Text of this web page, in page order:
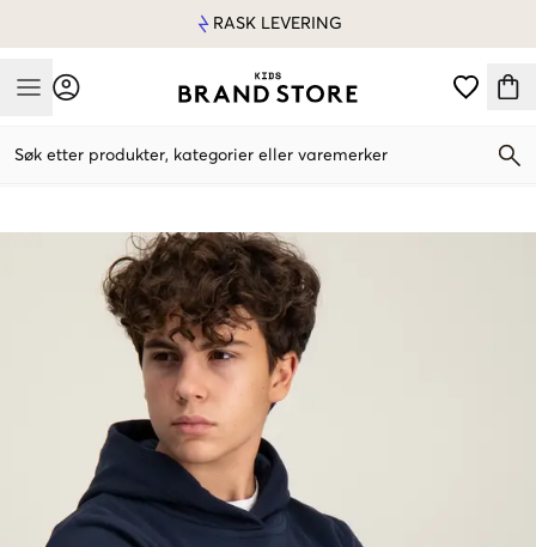
RASK LEVERING
Mobile Menu
Søk etter produkter, kategorier eller varemerker